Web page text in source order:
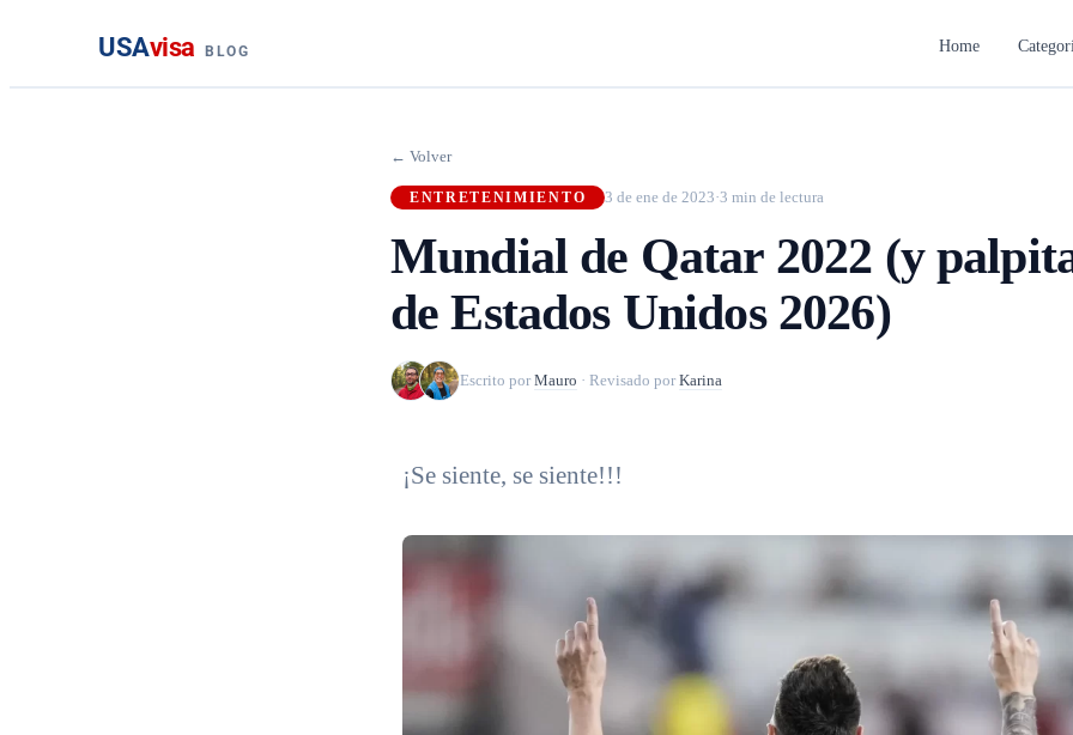
USAvisa BLOG Home
← Volver
ENTRETENIMIENTO 3 de ene de 2023·3 min de lectura
Mundial de Qatar 2022 (y
de Estados Unidos 2026)
Escrito por Mauro · Revisado por Karina
¡Se siente, se siente!!!